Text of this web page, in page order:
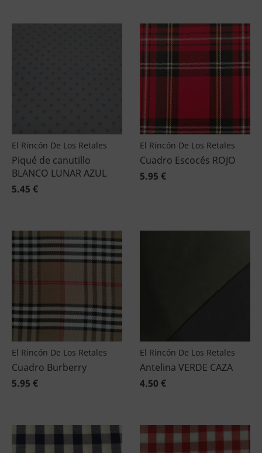
El Rincón De Los Retales
Piqué de canutillo
BLANCO LUNAR AZUL
5.45 €
El Rincón De Los Retales
Cuadro Escocés ROJO
5.95 €
El Rincón De Los Retales
Cuadro Burberry
5.95 €
El Rincón De Los Retales
Antelina VERDE CAZA
4.50 €